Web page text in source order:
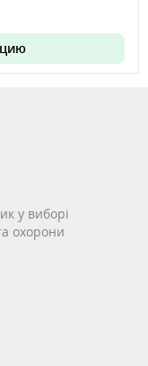
у виборі
охорони